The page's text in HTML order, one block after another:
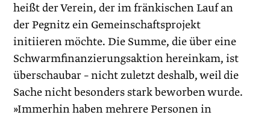
heißt der Verein, der im fränkischen Lauf an
der Pegnitz ein Gemeinschaftsprojekt
initiieren möchte. Die Summe, die über eine
Schwarmfinanzierungsaktion hereinkam, ist
überschaubar – nicht zuletzt deshalb, weil die
Sache nicht besonders stark beworben wurde.
»Immerhin haben mehrere Personen in